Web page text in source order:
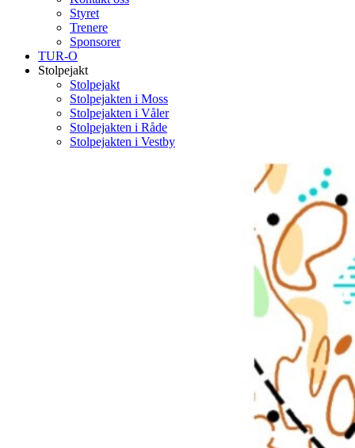
Styret
Trenere
Sponsorer
TUR-O
Stolpejakt
Stolpejakt
Stolpejakten i Moss
Stolpejakten i Våler
Stolpejakten i Råde
Stolpejakten i Vestby